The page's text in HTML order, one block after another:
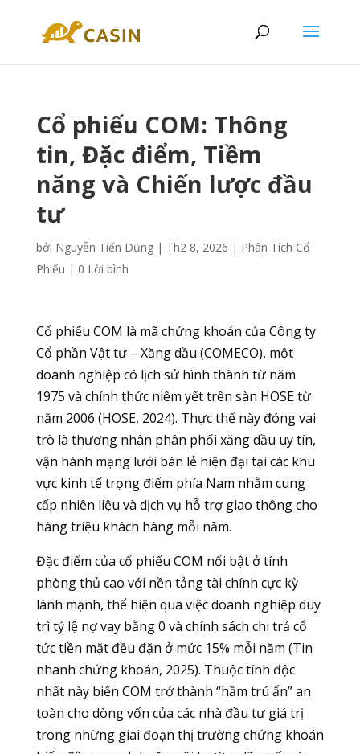
Cổ phiếu COM: Thông
tin, Đặc điểm, Tiềm
năng và Chiến lược đầu
tư
bởi Nguyễn Tiến Dũng| Th2 8, 2026 | Phân Tích Cổ
Phiếu | 0 Lời bình
Cổ phiếu COM là mã chứng khoán của Công ty
Cổ phần Vật tư – Xăng dầu (COMECO), một
doanh nghiệp có lịch sử hình thành từ năm
1975 và chính thức niêm yết trên sàn HOSE từ
năm 2006 (HOSE, 2024). Thực thể này đóng vai
trò là thương nhân phân phối xăng dầu uy tín,
vận hành mạng lưới bán lẻ hiện đại tại các khu
vực kinh tế trọng điểm phía Nam nhằm cung
cấp nhiên liệu và dịch vụ hỗ trợ giao thông cho
hàng triệu khách hàng mỗi năm.
Đặc điểm của cổ phiếu COM nổi bật ở tính
phòng thủ cao với nền tảng tài chính cực kỳ
lành mạnh, thể hiện qua việc doanh nghiệp duy
trì tỷ lệ nợ vay bằng 0 và chính sách chi trả cổ
tức tiền mặt đều đặn ở mức 15% mỗi năm (Tin
nhanh chứng khoán, 2025). Thuộc tính độc
nhất này biến COM trở thành “hầm trú ẩn” an
toàn cho dòng vốn của các nhà đầu tư giá trị
trong những giai đoạn thị trường chứng khoán